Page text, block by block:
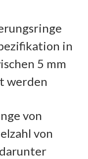
in
5 mm
werden
von
von